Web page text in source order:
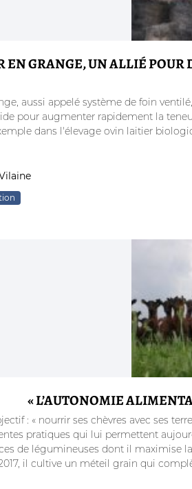
EN GRANGE, UN ALLIÉ POUR
aussi appelé système de foin
pour augmenter rapidement la
dans l'élevage ovin laitier
« L’AUTONOMIE
: « nourrir ses chèvres avec ses
pratiques qui lui permettent
de légumineuses dont il maximise
il cultive un méteil grain qui